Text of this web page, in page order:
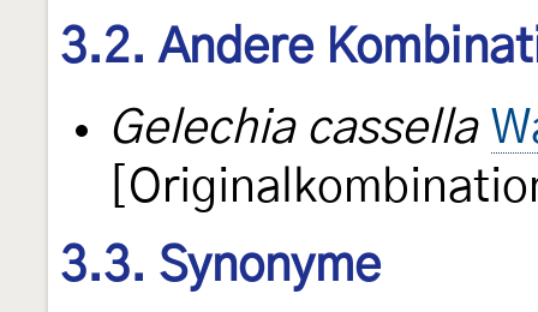
3.2. Andere
Gelechia cassella
3.3. Synonyme